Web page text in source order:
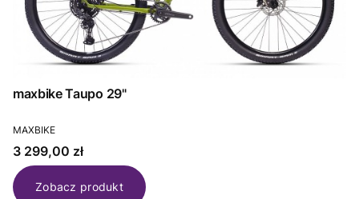
maxbike Taupo 29"
PRODUCENT
MAXBIKE
Cena
3 299,00 zł
Zobacz produkt